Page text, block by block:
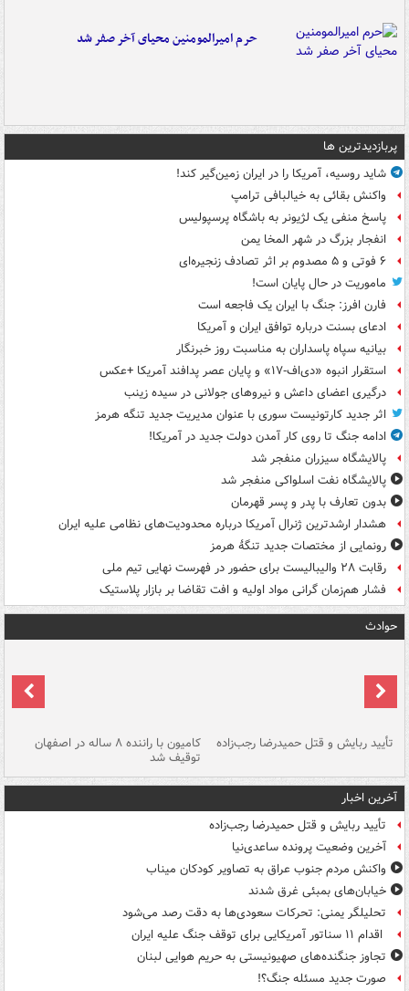
حرم امیرالمومنین محیای آخر صفر شد
پربازدیدترین ها
شاید روسیه، آمریکا را در ایران زمین‌گیر کند!
واکنش بقائی به خیالبافی ترامپ
پاسخ منفی یک لژیونر به باشگاه پرسپولیس
انفجار بزرگ در شهر المخا یمن
۶ فوتی و ۵ مصدوم بر اثر تصادف زنجیره‌ای
ماموریت در حال پایان است!
فارن افرز: جنگ با ایران یک فاجعه است
ادعای بسنت درباره توافق ایران و آمریکا
بیانیه سپاه پاسداران به مناسبت روز خبرنگار
استقرار انبوه «دی‌اف‑۱۷» و پایان عصر پدافند آمریکا +عکس
درگیری اعضای داعش و نیروهای جولانی در سیده زینب
اثر جدید کارتونیست سوری با عنوان مدیریت جدید تنگه هرمز
ادامه جنگ تا روی کار آمدن دولت جدید در آمریکا!
پالایشگاه سیزران منفجر شد
پالایشگاه نفت اسلواکی منفجر شد
بدون تعارف با پدر و پسر قهرمان
هشدار ارشدترین ژنرال آمریکا درباره محدودیت‌های نظامی علیه ایران
رونمایی از مختصات جدید تنگۀ هرمز
رقابت ۲۸ والیبالیست برای حضور در فهرست نهایی تیم ملی
فشار هم‌زمان گرانی مواد اولیه و افت تقاضا بر بازار پلاستیک
حوادث
تأیید ربایش و قتل حمیدرضا رجب‌زاده کامیون با راننده ۸ ساله در اصفهان
توقیف شد
آخرین اخبار
تأیید ربایش و قتل حمیدرضا رجب‌زاده
آخرین وضعیت پرونده ساعدی‌نیا
واکنش مردم جنوب عراق به تصاویر کودکان میناب
خیابان‌های بمبئی غرق شدند
تحلیلگر یمنی: تحرکات سعودی‌ها به دقت رصد می‌شود
اقدام ۱۱ سناتور آمریکایی برای توقف جنگ علیه ایران
تجاوز جنگنده‌های صهیونیستی به حریم هوایی لبنان
صورت جدید مسئله جنگ؟!